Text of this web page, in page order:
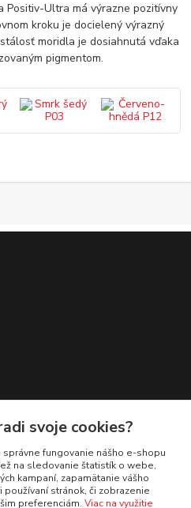
Positiv-Ultra má výrazne pozitívny
kroku je docielený výrazný
moridla je dosiahnutá vďaka
pigmentom.
svoje cookies?
fungovanie nášho e-shopu
na sledovanie štatistík o webe,
kampaní, zapamätanie vášho
stránok, či zobrazenie
preferenciám. Viac na využitie